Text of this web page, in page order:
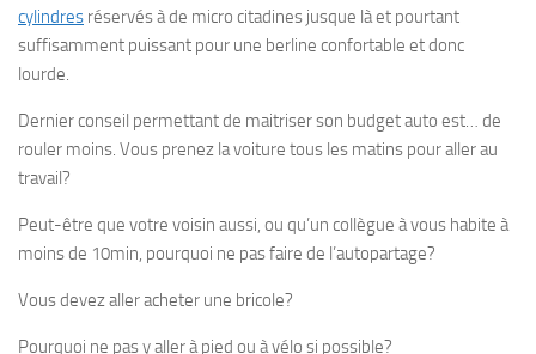
cylindres réservés à de micro citadines jusque là et pourtant
suffisamment puissant pour une berline confortable et donc
lourde.
Dernier conseil permettant de maitriser son budget auto est… de
rouler moins. Vous prenez la voiture tous les matins pour aller au
travail?
Peut-être que votre voisin aussi, ou qu’un collègue à vous habite à
moins de 10min, pourquoi ne pas faire de l’autopartage?
Vous devez aller acheter une bricole?
Pourquoi ne pas y aller à pied ou à vélo si possible?